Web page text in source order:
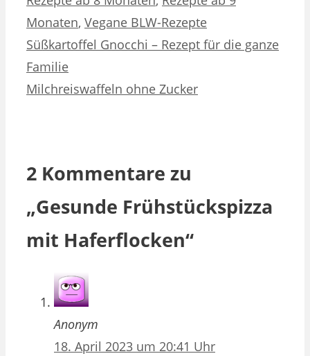
Monaten, Vegane BLW-Rezepte
Süßkartoffel Gnocchi – Rezept für die ganze
Familie
Milchreiswaffeln ohne Zucker
2 Kommentare zu
„Gesunde Frühstückspizza
mit Haferflocken“
Anonym
18. April 2023 um 20:41 Uhr